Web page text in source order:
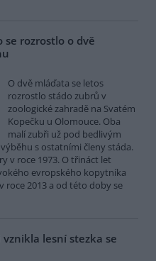
se rozrostlo o dvě
O dvě mláďata se letos
rozrostlo stádo zubrů v
zoologické zahradě na Svatém
Kopečku u Olomouce. Oba
malí zubři už pod bedlivým
s ostatními členy stáda.
v roce 1973. O třináct let
evropského kopytníka
roce 2013 a od této doby se
lesní stezka se